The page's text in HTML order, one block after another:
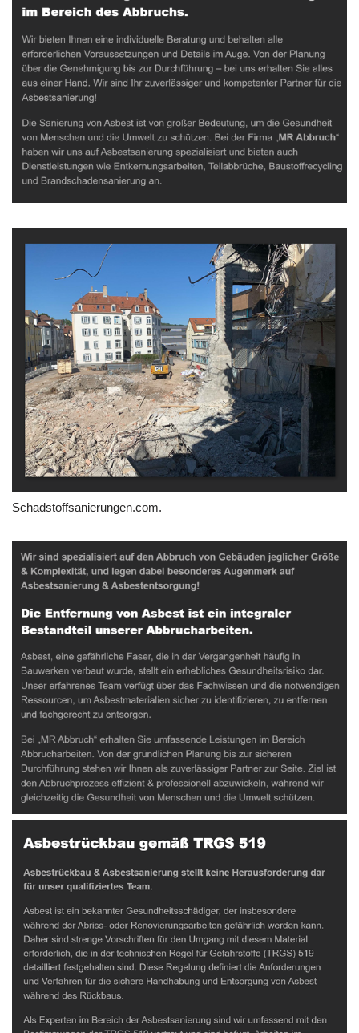
Schadstoffsanierungen.com.